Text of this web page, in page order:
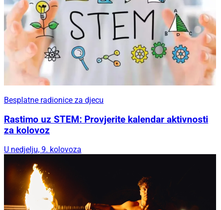
Besplatne radionice za djecu
Rastimo uz STEM: Provjerite kalendar aktivnosti
za kolovoz
U nedjelju, 9. kolovoza